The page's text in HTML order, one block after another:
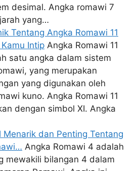
desimal. Angka romawi 7
yang…
Tentang Angka Romawi 11
Intip Angka Romawi 11
satu angka dalam sistem
yang merupakan
yang digunakan oleh
kuno. Angka Romawi 11
dengan simbol XI. Angka
Menarik dan Penting Tentang
Angka Romawi 4 adalah
mewakili bilangan 4 dalam